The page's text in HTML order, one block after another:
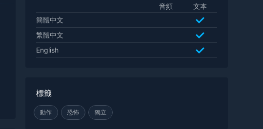
文本
音頻
簡體中文
繁體中文
English
標籤
動作 恐怖 獨立